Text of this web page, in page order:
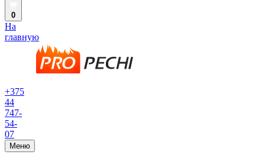
0
На
главную
+375
44
747-
54-
07
Меню